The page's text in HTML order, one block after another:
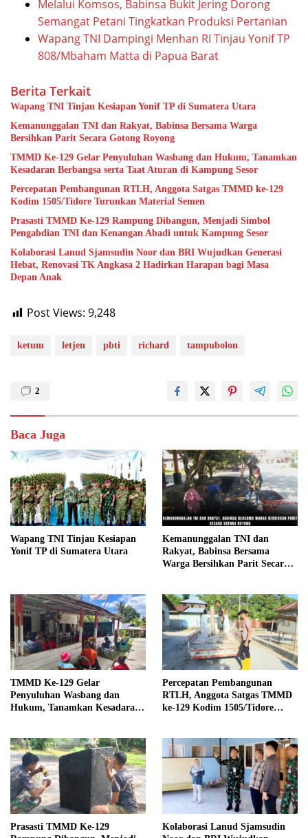
Melalui Komsos, Babinsa Bukit Jering Dorong
Semangat Petani Tingkatkan Produksi Pertanian
Wapang TNI Dampingi Menhan RI Tinjau Yonif TP
808/Mbaham Matta di Papua Barat
Berita Terkait
Wapang TNI Tinjau Kesiapan Yonif TP di Sumatera Utara
Kemanunggalan TNI dan Rakyat, Babinsa Bersama Warga
Bersihkan Parit Secara Gotong Royong
TMMD Ke-129 Gelar Penyuluhan Wasbang dan Hukum, Tanamkan
Kesadaran Berbangsa serta Taat Aturan di Kampung Sesor
Percepatan Pembangunan RTLH, Anggota Satgas TMMD ke-129
Kodim 1505/Tidore Turunkan Material Semen
Prasasti TMMD Ke-129 Rampung Dibangun, Menjadi Simbol
Pengabdian TNI dan Kenangan Abadi untuk Kampung Sesor
Kolaborasi Lanud Sjamsudin Noor dan BRI Wujudkan Generasi
Hebat, Renovasi TK Angkasa 2 Hadirkan Harapan bagi Masa
Depan Anak
Post Views: 9,248
ketum letjen pbti richard tampubolon
2
Baca Juga
Wapang TNI Tinjau Kesiapan
Yonif TP di Sumatera Utara
Kemanunggalan TNI dan
Rakyat, Babinsa Bersama
Warga Bersihkan Parit Secara
TMMD Ke-129 Gelar
Penyuluhan Wasbang dan
Hukum, Tanamkan Kesadaran
Percepatan Pembangunan
RTLH, Anggota Satgas TMMD
ke-129 Kodim 1505/Tidore
Prasasti TMMD Ke-129
Kolaborasi Lanud Sjamsudin